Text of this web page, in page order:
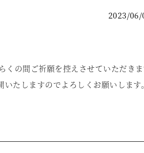
2023/06/
くの間ご祈願を控えさせていただきま
たしますのでよろしくお願いします。